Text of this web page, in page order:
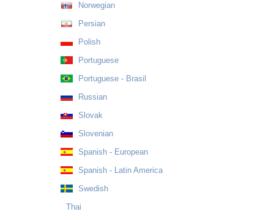
Norwegian
Persian
Polish
Portuguese
Portuguese - Brasil
Russian
Slovak
Slovenian
Spanish - European
Spanish - Latin America
Swedish
Thai